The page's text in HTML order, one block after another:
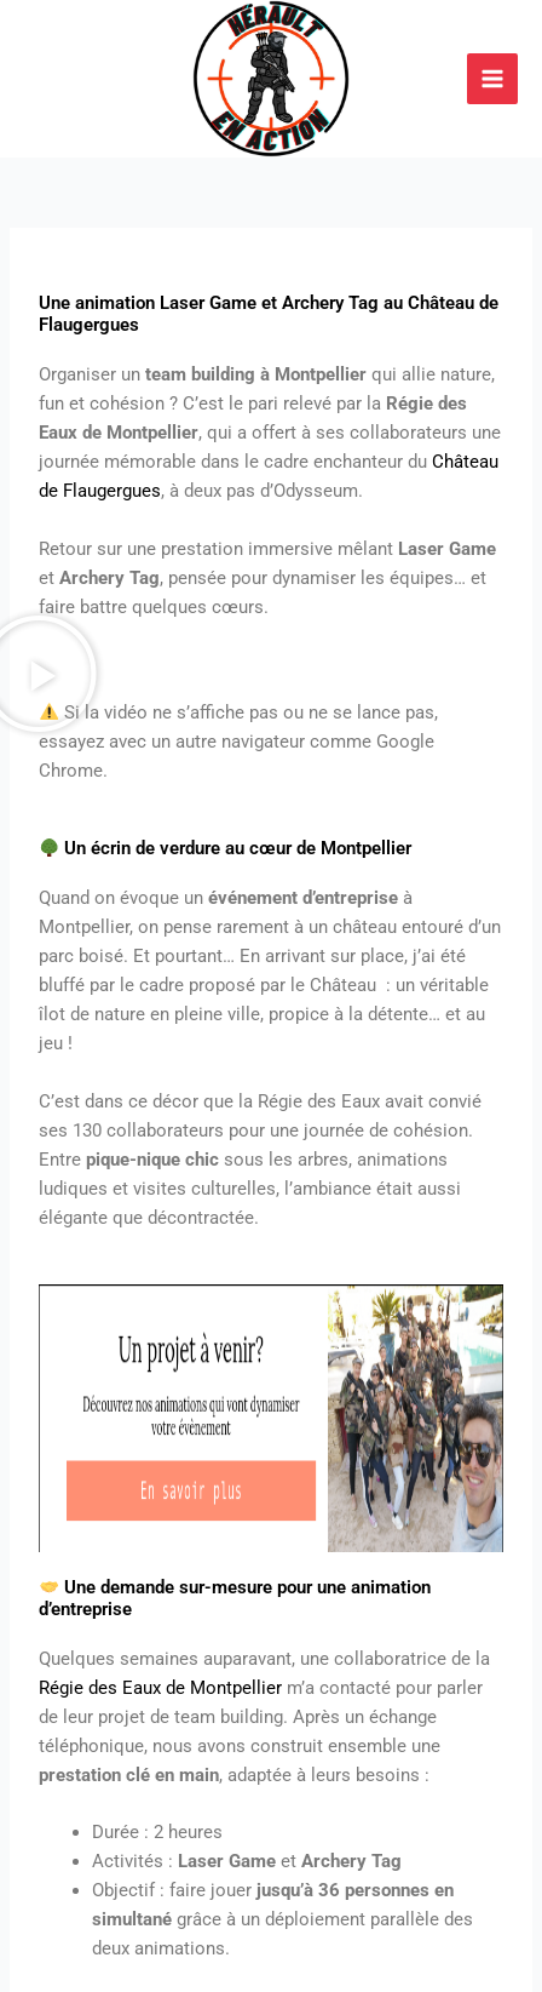
Une animation Laser Game et Archery Tag au Château de
Flaugergues
Organiser unteam building à Montpellier qui allie nature,
fun et cohésion ? C’est le pari relevé par la Régie des
Eaux de Montpellier, qui a offert à ses collaborateurs une
journée mémorable dans le cadre enchanteur duChâteau
de Flaugergues, à deux pas d’Odysseum.
Retour sur une prestation immersive mêlant Laser Game
etArchery Tag, pensée pour dynamiser les équipes… et
faire battre quelques cœurs.
Si la vidéo ne s’affiche pas ou ne se lance pas,
essayez avec un autre navigateur comme Google
Chrome.
Un écrin de verdure au cœur de Montpellier
Quand on évoque unévénement d’entreprise à
Montpellier, on pense rarement à un château entouré d’un
parc boisé. Et pourtant… En arrivant sur place, j’ai été
bluffé par le cadre proposé par le Château : un véritable
îlot de nature en pleine ville, propice à la détente… et au
jeu !
C’est dans ce décor que la Régie des Eaux avait convié
ses 130 collaborateurs pour une journée de cohésion.
Entrepique-nique chic sous les arbres, animations
ludiques et visites culturelles, l’ambiance était aussi
élégante que décontractée.
Une demande sur-mesure pour une animation
d’entreprise
Quelques semaines auparavant, une collaboratrice de la
Régie des Eaux de Montpellier m’a contacté pour parler
de leur projet de team building. Après un échange
téléphonique, nous avons construit ensemble une
prestation clé en main, adaptée à leurs besoins :
Durée : 2 heures
Activités : Laser Game etArchery Tag
Objectif : faire jouer jusqu’à 36 personnes en
simultané grâce à un déploiement parallèle des
deux animations.